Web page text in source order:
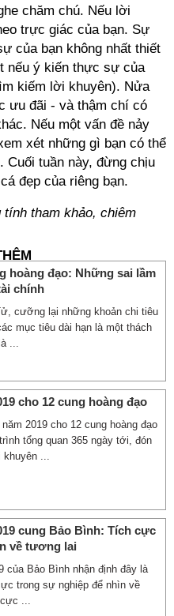
chăm chú. Nếu lời
trực giác của bạn. Sự
của bạn không nhất thiết
nếu ý kiến thực sự của
kiếm lời khuyên). Nửa
ưu đãi - và thậm chí có
Nếu một vấn đề nảy
xét những gì bạn có thể
Cuối tuần này, đừng chịu
đẹp của riêng bạn.
tính tham khảo, chiêm
hoàng đạo: Những sai lầm
chính
cưỡng lại những khoản chi tiêu
mục tiêu dài hạn là một thách
...
cho 12 cung hoàng đạo
2019 cho 12 cung hoàng đạo
tổng quan 365 ngày tới, đón
khuyên ...
cung Bảo Bình: Tích cực
về tương lai
của Bảo Bình nhận định đây là
trong sự nghiệp để nhìn về
...